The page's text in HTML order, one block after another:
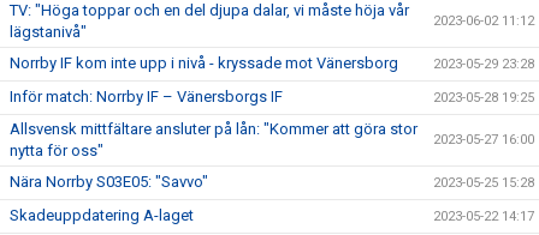
TV: "Höga toppar och en del djupa dalar, vi måste höja vår
lägstanivå"
2023-06-02 11:12
Norrby IF kom inte upp i nivå - kryssade mot Vänersborg 2023-05-29 23:28
Inför match: Norrby IF – Vänersborgs IF 2023-05-28 19:25
Allsvensk mittfältare ansluter på lån: "Kommer att göra stor
nytta för oss"
2023-05-27 16:00
Nära Norrby S03E05: "Savvo" 2023-05-25 15:28
Skadeuppdatering A-laget 2023-05-22 14:17